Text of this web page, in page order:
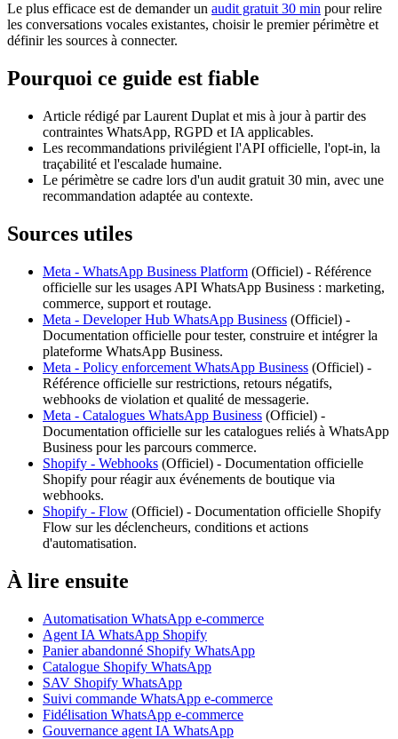
Le plus efficace est de demander un audit gratuit 30 min pour relire
les conversations vocales existantes, choisir le premier périmètre et
définir les sources à connecter.
Pourquoi ce guide est fiable
Article rédigé par Laurent Duplat et mis à jour à partir des
contraintes WhatsApp, RGPD et IA applicables.
Les recommandations privilégient l'API officielle, l'opt-in, la
traçabilité et l'escalade humaine.
Le périmètre se cadre lors d'un audit gratuit 30 min, avec une
recommandation adaptée au contexte.
Sources utiles
Meta - WhatsApp Business Platform (Officiel) - Référence
officielle sur les usages API WhatsApp Business : marketing,
commerce, support et routage.
Meta - Developer Hub WhatsApp Business (Officiel) -
Documentation officielle pour tester, construire et intégrer la
plateforme WhatsApp Business.
Meta - Policy enforcement WhatsApp Business (Officiel) -
Référence officielle sur restrictions, retours négatifs,
webhooks de violation et qualité de messagerie.
Meta - Catalogues WhatsApp Business (Officiel) -
Documentation officielle sur les catalogues reliés à WhatsApp
Business pour les parcours commerce.
Shopify - Webhooks (Officiel) - Documentation officielle
Shopify pour réagir aux événements de boutique via
webhooks.
Shopify - Flow (Officiel) - Documentation officielle Shopify
Flow sur les déclencheurs, conditions et actions
d'automatisation.
À lire ensuite
Automatisation WhatsApp e-commerce
Agent IA WhatsApp Shopify
Panier abandonné Shopify WhatsApp
Catalogue Shopify WhatsApp
SAV Shopify WhatsApp
Suivi commande WhatsApp e-commerce
Fidélisation WhatsApp e-commerce
Gouvernance agent IA WhatsApp